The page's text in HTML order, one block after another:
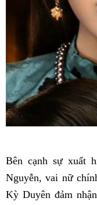
Bên cạnh sự xuất
Nguyễn, vai nữ
Kỳ Duyên đảm